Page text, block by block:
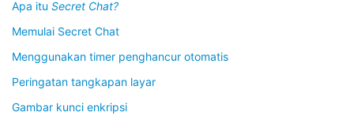
Apa itu Secret Chat?
Memulai Secret Chat
Menggunakan timer penghancur otomatis
Peringatan tangkapan layar
Gambar kunci enkripsi